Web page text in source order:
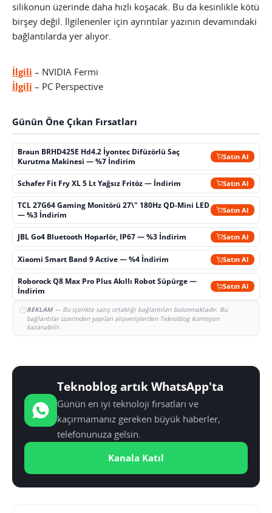
silikonun üzerinde daha hızlı koşacak. Bu da kesinlikle kötü
birşey değil. İlgilenenler için ayrıntılar yazının devamındaki
bağlantılarda yer alıyor.
İlgili – NVIDIA Fermi
İlgili – PC Perspective
Günün Öne Çıkan Fırsatları
Braun BRHD425E Hd4.2 İyontec Difüzörlü Saç
Kurutma Makinesi — %7 İndirim
Satın Al
Schafer Fit Fry XL 5 Lt Yağsız Fritöz — İndirim Satın Al
TCL 27G64 Gaming Monitörü 27\" 180Hz QD-Mini LED
— %3 İndirim
Satın Al
JBL Go4 Bluetooth Hoparlör, IP67 — %3 İndirim Satın Al
Xiaomi Smart Band 9 Active — %4 İndirim Satın Al
Roborock Q8 Max Pro Plus Akıllı Robot Süpürge —
İndirim
Satın Al
REKLAM— Bu içerikte satış ortaklığı bağlantıları bulunmaktadır. Bu
bağlantılar üzerinden yapılan alışverişlerden Teknoblog komisyon
kazanabilir.
Teknoblog artık WhatsApp'ta
Günün en iyi teknoloji fırsatları ve
kaçırmamanız gereken büyük haberler,
telefonunuza gelsin.
Kanala Katıl